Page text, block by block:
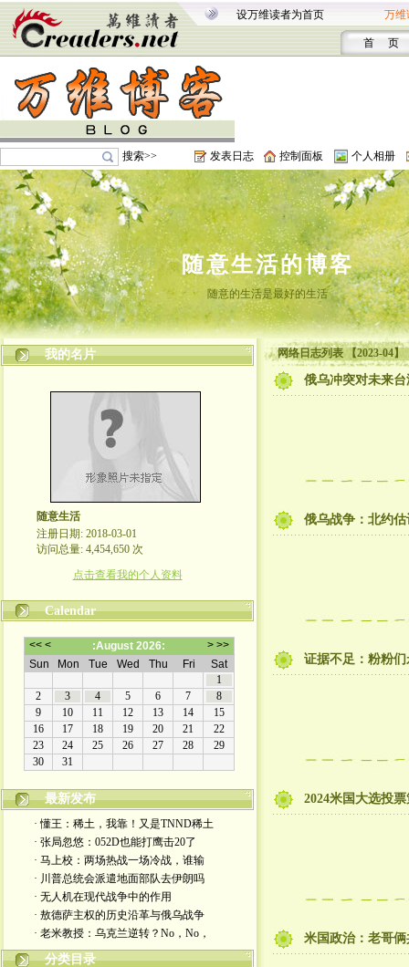
设万维读者为首页 万维
首 页
搜索>> 发表日志 控制面板 个人相册
随意生活的博客
随意的生活是最好的生活
我的名片
随意生活
注册日期: 2018-03-01
访问总量: 4,454,650 次
点击查看我的个人资料
Calendar
最新发布
· 懂王：稀土，我靠！又是TNND稀土
· 张局忽悠：052D也能打鹰击20了
· 马上校：两场热战一场冷战，谁输
· 川普总统会派遣地面部队去伊朗吗
· 无人机在现代战争中的作用
· 敖德萨主权的历史沿革与俄乌战争
· 老米教授：乌克兰逆转？No，No，
分类目录
网络日志列表 【2023-04】
俄乌冲突对未来
俄乌战争：北约
证据不足：粉粉
2024米国大选投
米国政治：老哥